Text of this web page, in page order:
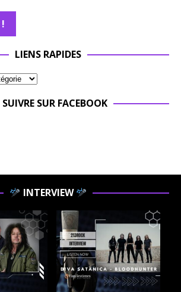
LIENS RAPIDES
SUIVRE SUR FACEBOOK
INTERVIEW